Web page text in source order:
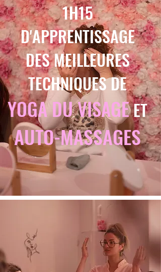
1H15
D'APPRENTISSAGE
DES MEILLEURES
TECHNIQUES DE
YOGA DU VISAGEET
AUTO-MASSAGES